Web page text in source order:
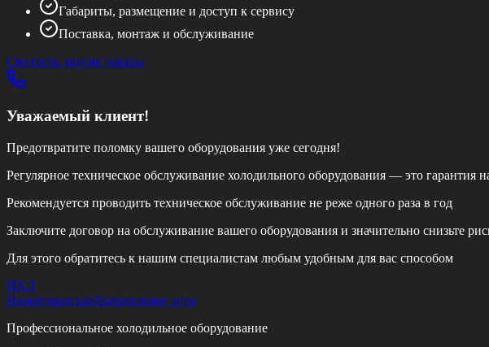
Габариты, размещение и доступ к сервису
Поставка, монтаж и обслуживание
Смотреть другие товары
Уважаемый клиент!
Предотвратите поломку вашего оборудования уже сегодня!
Регулярное техническое обслуживание холодильного оборудования — это гарантия
Рекомендуется проводить техническое обслуживание не реже одного раза в год
Заключите договор на обслуживание вашего оборудования и значительно снизьте
Для этого обратитесь к нашим специалистам любым удобным для вас способом
НХЛ
НижегородскаяХолодильная лига
Профессиональное холодильное оборудование